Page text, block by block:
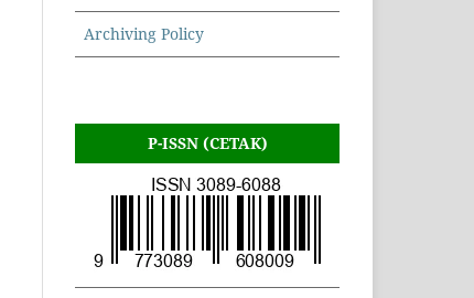
Archiving Policy
P-ISSN (CETAK)